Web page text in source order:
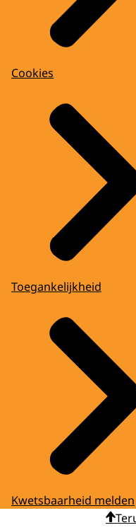
Cookies
Toegankelijkheid
Kwetsbaarheid melden